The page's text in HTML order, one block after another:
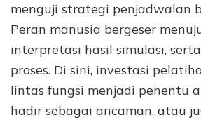
menguji strategi penjadwalan
Peran manusia bergeser
interpretasi hasil simulasi,
proses. Di sini, investasi
lintas fungsi menjadi penentu
hadir sebagai ancaman, atau